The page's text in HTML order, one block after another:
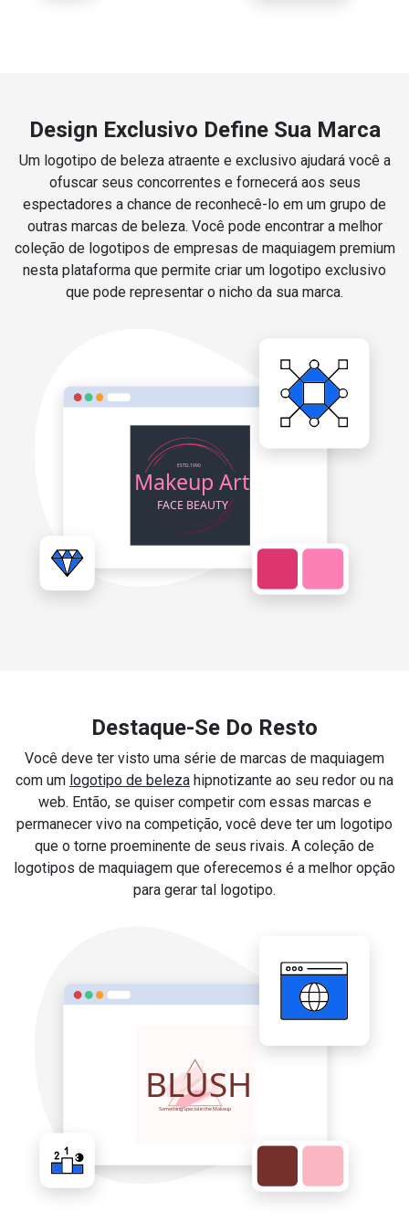
Design Exclusivo Define Sua Marca
Um logotipo de beleza atraente e exclusivo ajudará você a
ofuscar seus concorrentes e fornecerá aos seus
espectadores a chance de reconhecê-lo em um grupo de
outras marcas de beleza. Você pode encontrar a melhor
coleção de logotipos de empresas de maquiagem premium
nesta plataforma que permite criar um logotipo exclusivo
que pode representar o nicho da sua marca.
Destaque-Se Do Resto
Você deve ter visto uma série de marcas de maquiagem
com um logotipo de beleza hipnotizante ao seu redor ou na
web. Então, se quiser competir com essas marcas e
permanecer vivo na competição, você deve ter um logotipo
que o torne proeminente de seus rivais. A coleção de
logotipos de maquiagem que oferecemos é a melhor opção
para gerar tal logotipo.